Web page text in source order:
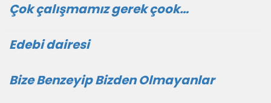
Çok çalışmamız gerek çook…
Edebi dairesi
Bize Benzeyip Bizden Olmayanlar